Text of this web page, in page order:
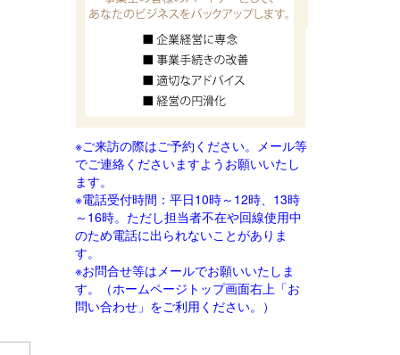
※ご来訪の際はご予約ください。メール等
でご連絡くださいますようお願いいたし
ます。
※電話受付時間：平日10時～12時、13時
～16時。ただし担当者不在や回線使用中
のため電話に出られないことがありま
す。
※お問合せ等はメールでお願いいたしま
す。（ホームページトップ画面右上「お
問い合わせ」をご利用ください。）